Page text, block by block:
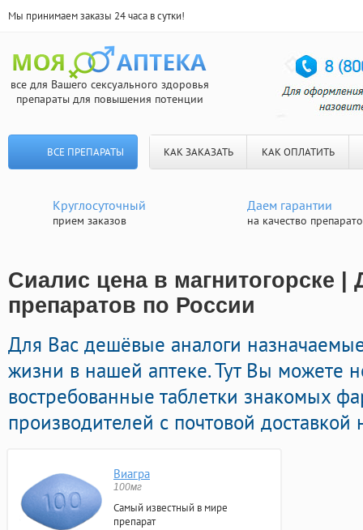
Мы принимаем заказы 24 часа в сутки!
все для Вашего сексуального здоровья
препараты для повышения потенции
ВСЕ ПРЕПАРАТЫ КАК ЗАКАЗАТЬ КАК ОПЛАТИТЬ
Круглосуточный
прием заказов
Даем гарантии
на качество
Сиалис цена в магнитогорске |
препаратов по России
Для Вас дешёвые аналоги
жизни в нашей аптеке. Тут Вы можете
востребованные таблетки знакомых
производителей с почтовой
Виагра
100мг
Самый известный в мире
препарат